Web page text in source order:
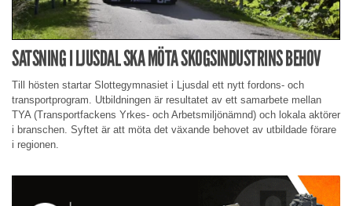
SATSNING I LJUSDAL SKA MÖTA SKOGSINDUSTRINS BEHOV
Till hösten startar Slottegymnasiet i Ljusdal ett nytt fordons- och
transportprogram. Utbildningen är resultatet av ett samarbete mellan
TYA (Transportfackens Yrkes- och Arbetsmiljönämnd) och lokala aktörer
i branschen. Syftet är att möta det växande behovet av utbildade förare
i regionen.